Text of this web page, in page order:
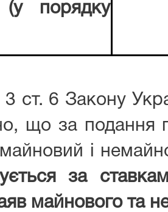
(у порядку
ст. 6 Закону
що за подання
і
за
майнового та